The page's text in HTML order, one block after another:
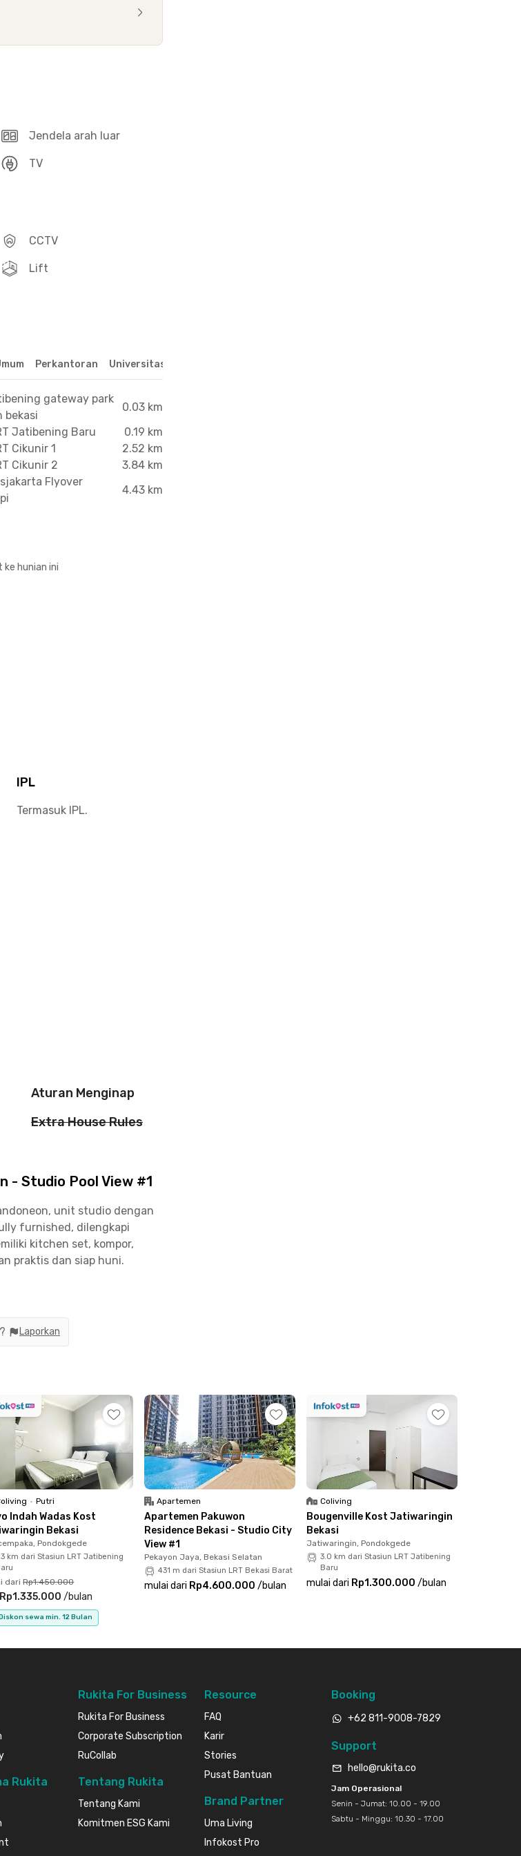
Jendela arah luar
TV
CCTV
Lift
Perkantoran Universitas
gateway park
bekasi
0.03 km
Jatibening Baru
0.19 km
Cikunir 1
2.52 km
Cikunir 2
3.84 km
Flyover
4.43 km
hunian ini
IPL
Termasuk IPL.
Aturan Menginap
Extra House Rules
- Studio Pool View #1
unit studio dengan
furnished, dilengkapi
kitchen set, kompor,
praktis dan siap huni.
dan aman, mulai dari area
kenyamanan dan
memudahkan mobilitas
dalam waktu sekitar 22
akses mudah ke pusat
mahasiswa, atau siapa pun
efisien.
Laporkan
• Putri
Indah Wadas Kost
Bekasi
Pondokgede
km dari Stasiun LRT Jatibening
dari Rp1.450.000
Rp1.335.000 /bulan
sewa min. 12 Bulan
Apartemen
Apartemen Pakuwon
Residence Bekasi - Studio City
View #1
Pekayon Jaya, Bekasi Selatan
431 m dari Stasiun LRT Bekasi Barat
mulai dari Rp4.600.000 /bulan
Coliving
Bougenville Kost Jatiwaringin
Bekasi
Jatiwaringin, Pondokgede
3.0 km dari Stasiun LRT Jatibening
Baru
mulai dari Rp1.300.000 /bulan
Rukita
Rukita For Business
Rukita For Business
Corporate Subscription
RuCollab
Tentang Rukita
Tentang Kami
Komitmen ESG Kami
Resource
FAQ
Karir
Stories
Pusat Bantuan
Brand Partner
Uma Living
Infokost Pro
Booking
+62 811-9008-7829
Support
hello@rukita.co
Jam Operasional
Senin - Jumat: 10.00 - 19.00
Sabtu - Minggu: 10.30 - 17.00